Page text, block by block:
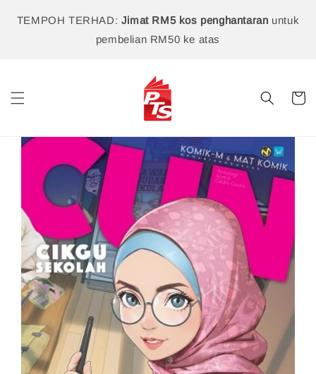
TEMPOH TERHAD: Jimat RM5 kos penghantaran untuk
pembelian RM50 ke atas